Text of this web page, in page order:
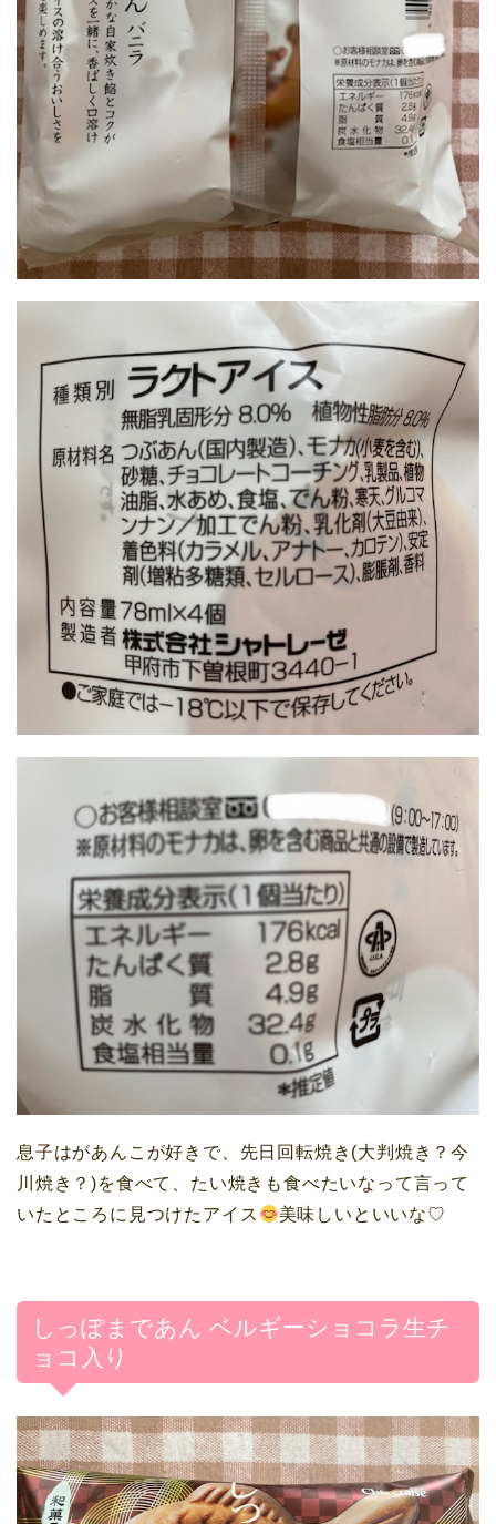
息子はがあんこが好きで、先日回転焼き(大判焼き？今
川焼き？)を食べて、たい焼きも食べたいなって言って
いたところに見つけたアイス
美味しいといいな♡
しっぽまであん ベルギーショコラ生チ
ョコ入り